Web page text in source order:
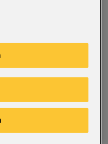
entsprechende
kann den
bis zur
und wird von
auf der